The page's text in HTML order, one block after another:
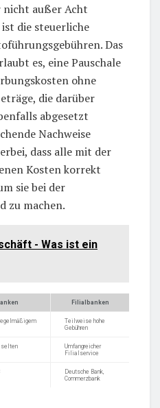
nicht außer Acht
die steuerliche
Das
es, eine Pauschale
ohne
die darüber
abgesetzt
Nachweise
dass alle mit der
Kosten korrekt
sie bei der
zu machen.
- Was ist ein
Filialbanken
Teilweise hohe
Gebühren
selten
Umfangreicher
Filialservice
Deutsche Bank,
Commerzbank